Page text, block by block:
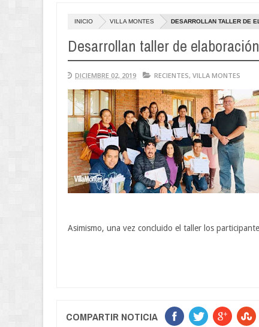
INICIO VILLA MONTES DESARROLLAN TALLER DE
Desarrollan taller de
DICIEMBRE 02, 2019 RECIENTES, VILLA MONTES
Asimismo, una vez concluido el taller los
COMPARTIR NOTICIA